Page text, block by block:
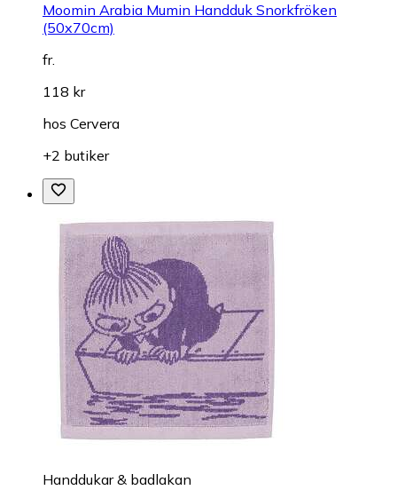
Moomin Arabia Mumin Handduk Snorkfröken
(50x70cm)
fr.
118 kr
hos Cervera
+2 butiker
Handdukar & badlakan